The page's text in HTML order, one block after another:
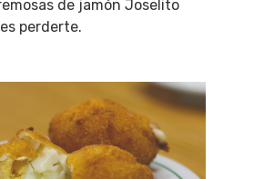
de jamón Joselito
perderte.